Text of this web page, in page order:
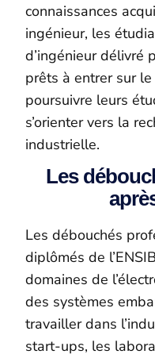
connaissances
ingénieur, les
d’ingénieur délivré
prêts à entrer sur
poursuivre leurs
s’orienter vers la
industrielle.
Les
Les débouchés
diplômés de
domaines de
des systèmes
travailler dans
start-ups, les